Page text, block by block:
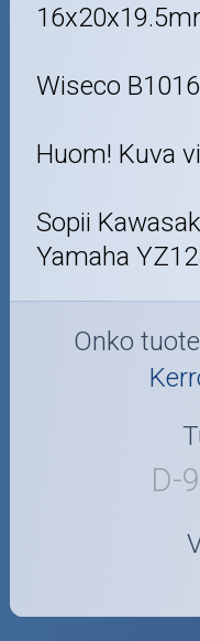
Wiseco
Huom! Kuva
Sopii
Yamaha
Onko
D-